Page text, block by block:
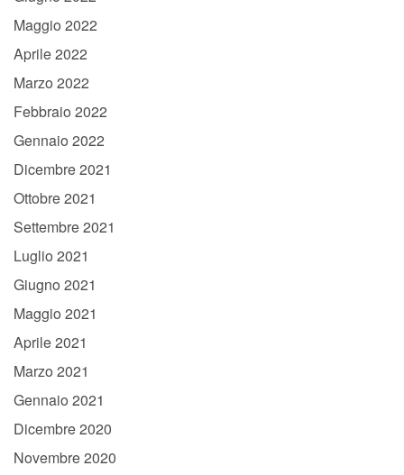
Maggio 2022
Aprile 2022
Marzo 2022
Febbraio 2022
Gennaio 2022
Dicembre 2021
Ottobre 2021
Settembre 2021
Luglio 2021
Giugno 2021
Maggio 2021
Aprile 2021
Marzo 2021
Gennaio 2021
Dicembre 2020
Novembre 2020